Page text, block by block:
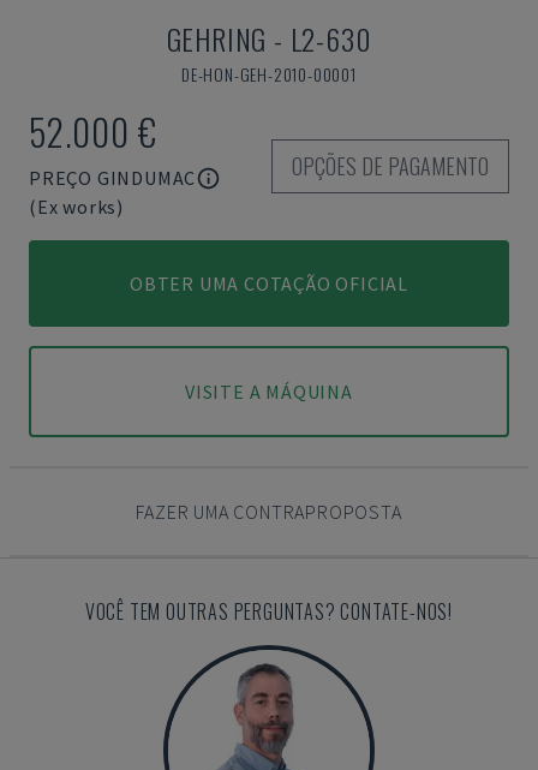
GEHRING - L2-630
DE-HON-GEH-2010-00001
52.000 €
PREÇO GINDUMAC
(Ex works)
OPÇÕES DE PAGAMENTO
OBTER UMA COTAÇÃO OFICIAL
VISITE A MÁQUINA
FAZER UMA CONTRAPROPOSTA
VOCÊ TEM OUTRAS PERGUNTAS? CONTATE-NOS!